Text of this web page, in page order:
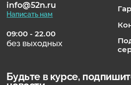
info@52n.ru
Написать нам
09:00 - 22.00
без выходных
Будьте в курсе,